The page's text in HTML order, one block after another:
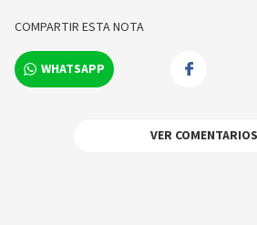
COMPARTIR ESTA NOTA
WHATSAPP
VER COMENTARIOS